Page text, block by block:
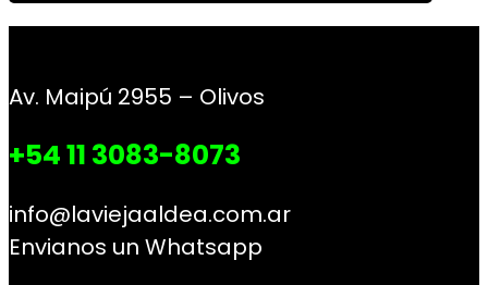
Av. Maipú 2955 – Olivos
+54 11 3083-8073
info@laviejaaldea.com.ar
Envianos un Whatsapp